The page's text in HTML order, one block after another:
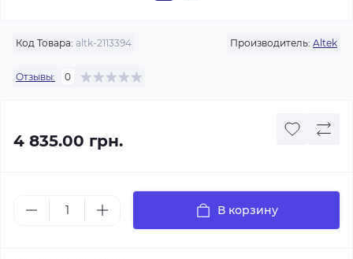
Код Товара: altk-2113394 Производитель: Altek
Отзывы: 0
4 835.00 грн.
В корзину